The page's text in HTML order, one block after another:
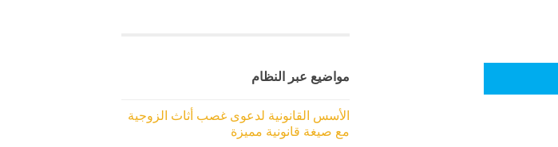
مواضيع عبر النظام
الأسس القانونية لدعوى غصب أثاث الزوجية
مع صيغة قانونية مميزة